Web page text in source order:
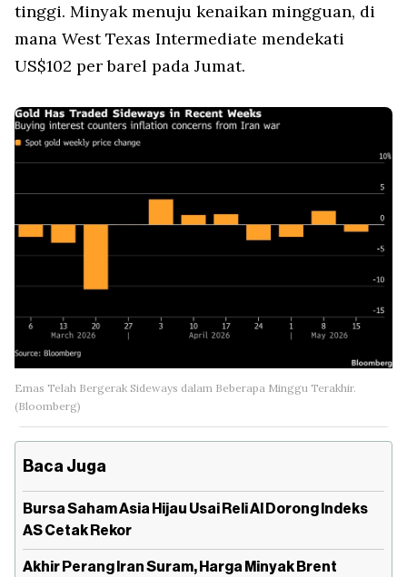
tinggi. Minyak menuju kenaikan mingguan, di
mana West Texas Intermediate mendekati
US$102 per barel pada Jumat.
Emas Telah Bergerak Sideways dalam Beberapa Minggu Terakhir.
(Bloomberg)
Baca Juga
Bursa Saham Asia Hijau Usai Reli AI Dorong Indeks
AS Cetak Rekor
Akhir Perang Iran Suram, Harga Minyak Brent